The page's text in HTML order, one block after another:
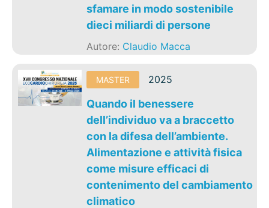
sfamare in modo sostenibile
dieci miliardi di persone
Autore: Claudio Macca
MASTER 2025
Quando il benessere
dell’individuo va a braccetto
con la difesa dell’ambiente.
Alimentazione e attività fisica
come misure efficaci di
contenimento del cambiamento
climatico